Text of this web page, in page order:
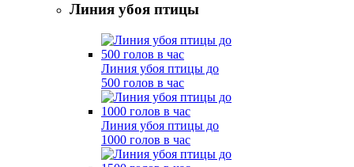
Линия убоя птицы
Линия убоя птицы до
500 голов в час
Линия убоя птицы до
1000 голов в час